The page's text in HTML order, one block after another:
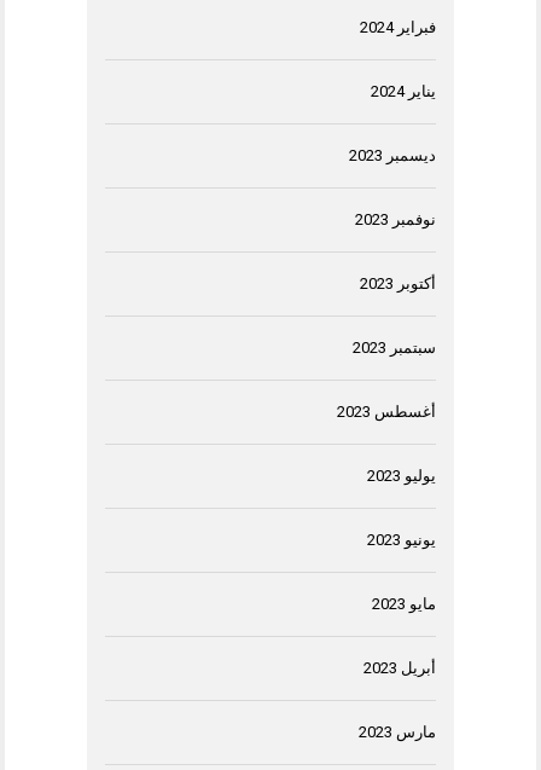
فبراير 2024
يناير 2024
ديسمبر 2023
نوفمبر 2023
أكتوبر 2023
سبتمبر 2023
أغسطس 2023
يوليو 2023
يونيو 2023
مايو 2023
أبريل 2023
مارس 2023